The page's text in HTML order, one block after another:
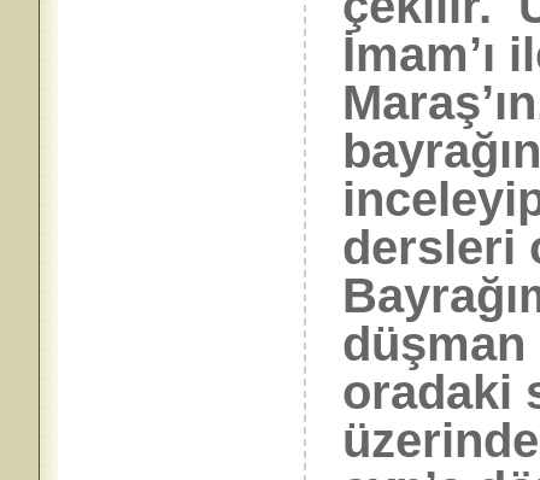
İmam’ı
dersleri
düşman
oradaki